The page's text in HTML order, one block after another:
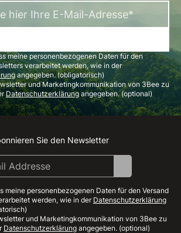
meine personenbezogenen Daten für den
verarbeitet werden, wie in der
angegeben. (obligatorisch)
und Marketingkommunikation von 3Bee zu
Datenschutzerklärungangegeben. (optional)
Instagram
Facebook
Linkedin
Youtube
Sie den Newsletter
meine personenbezogenen Daten für den Versand
werden, wie in der Datenschutzerklärung
und Marketingkommunikation von 3Bee zu
Datenschutzerklärung angegeben. (optional)